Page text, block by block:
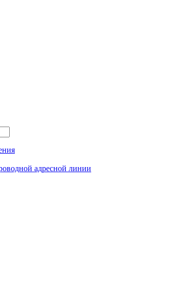
адресной линии